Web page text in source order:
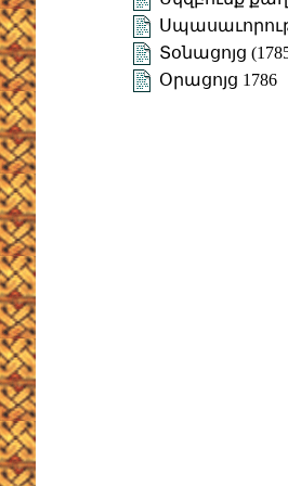
Տօնացոյց
Օրացոյց 1786